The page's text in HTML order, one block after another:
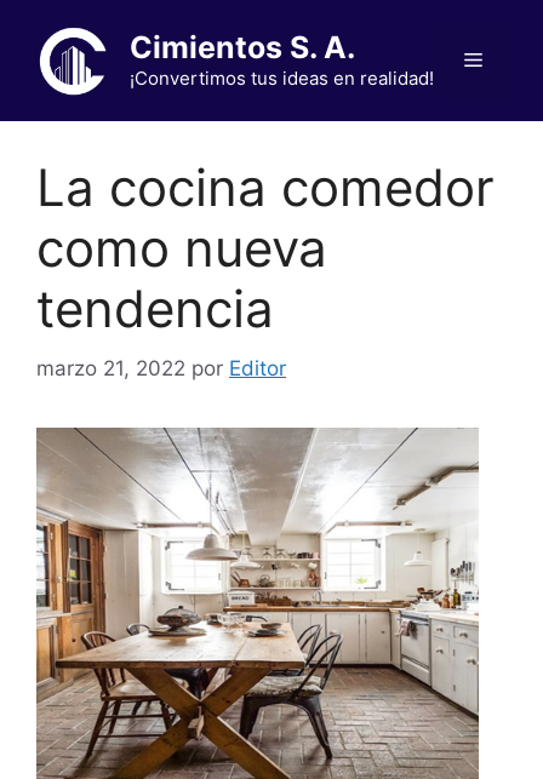
contenido
Cimientos S. A.
¡Convertimos tus ideas en realidad!
Menú
La cocina comedor
como nueva
tendencia
marzo 21, 2022 por Editor